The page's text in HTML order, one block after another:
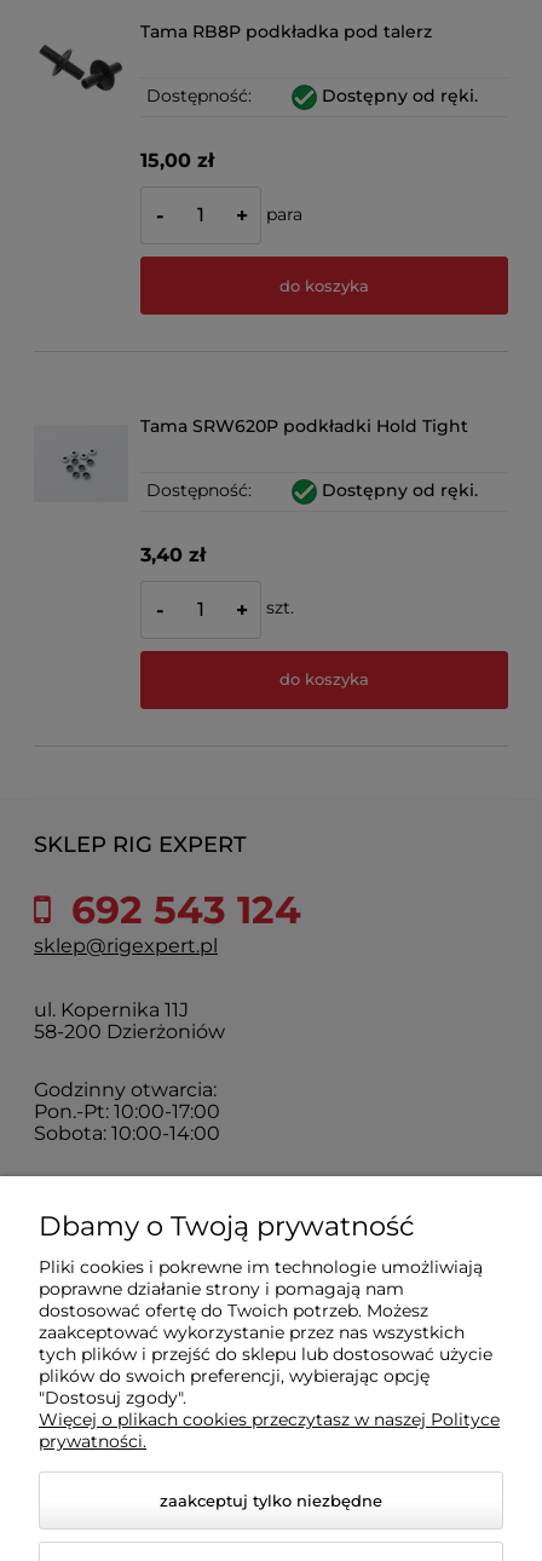
Tama RB8P podkładka pod talerz
Dostępność: Dostępny od ręki.
15,00 zł
- + para
do koszyka
Tama SRW620P podkładki Hold Tight
Dostępność: Dostępny od ręki.
3,40 zł
- + szt.
do koszyka
SKLEP RIG EXPERT
692 543 124
sklep@rigexpert.pl
ul. Kopernika 11J
58-200 Dzierżoniów
Godzinny otwarcia:
Pon.-Pt: 10:00-17:00
Sobota: 10:00-14:00
Zakupy
Sklep
Moje konto
Pomoc
Dbamy o Twoją prywatność
Pliki cookies i pokrewne im technologie umożliwiają
poprawne działanie strony i pomagają nam
dostosować ofertę do Twoich potrzeb. Możesz
zaakceptować wykorzystanie przez nas wszystkich
tych plików i przejść do sklepu lub dostosować użycie
plików do swoich preferencji, wybierając opcję
"Dostosuj zgody".
Więcej o plikach cookies przeczytasz w naszej Polityce
prywatności.
zaakceptuj tylko niezbędne